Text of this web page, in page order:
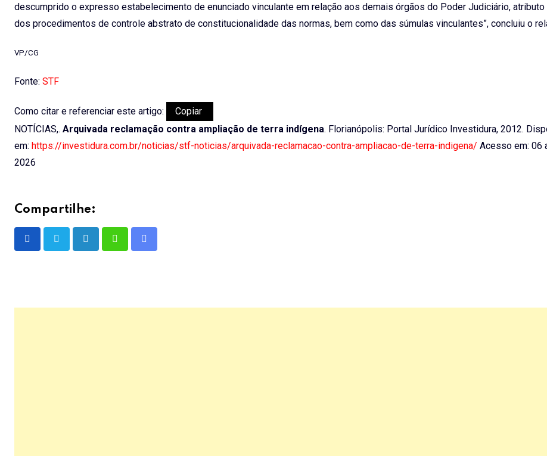
descumprido o expresso estabelecimento de enunciado vinculante em relação aos demais órgãos do Poder Judiciário,
dos procedimentos de controle abstrato de constitucionalidade das normas, bem como das súmulas vinculantes”, concluiu o
VP/CG
Fonte: STF
Como citar e referenciar este artigo:
Copiar
NOTÍCIAS,. Arquivada reclamação contra ampliação de terra indígena. Florianópolis: Portal Jurídico Investidura, 2012.
em: https://investidura.com.br/noticias/stf-noticias/arquivada-reclamacao-contra-ampliacao-de-terra-indigena/ Acesso em: 06
2026
Compartilhe:
LinkedInWhatsappShare